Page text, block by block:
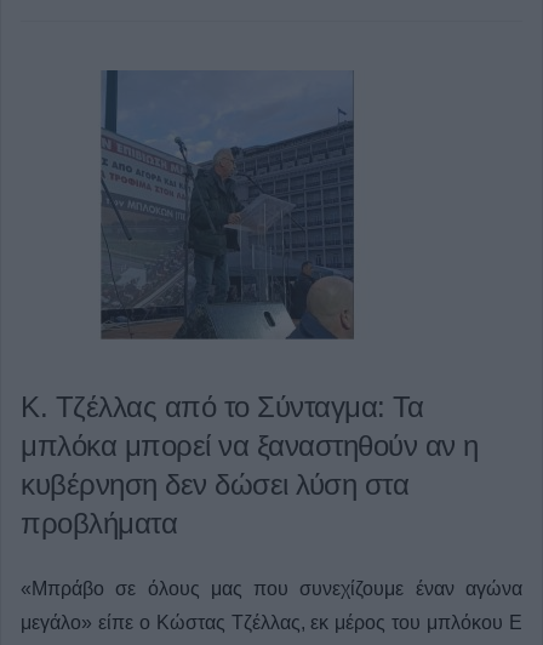
Κ. Τζέλλας από το Σύνταγμα: Τα
μπλόκα μπορεί να ξαναστηθούν αν η
κυβέρνηση δεν δώσει λύση στα
προβλήματα
«Μπράβο σε όλους μας που συνεχίζουμε έναν αγώνα
μεγάλο» είπε ο Κώστας Τζέλλας, εκ μέρος του μπλόκου Ε